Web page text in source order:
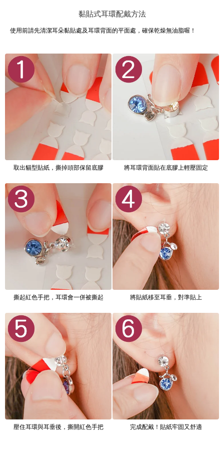
黏貼式耳環配戴方法
使用前請先清潔耳朵黏貼處及耳環背面的平面處，確保乾燥無油脂喔！
取出貓型貼紙，撕掉頭部保留底膠 將耳環背面貼在底膠上輕壓固定
撕起紅色手把，耳環會一併被撕起 將貼紙移至耳垂，對準貼上
壓住耳環與耳垂後，撕開紅色手把 完成配戴！貼紙牢固又舒適